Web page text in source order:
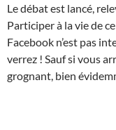
Le débat est lancé,
Participer à la vie de
Facebook n’est pas
verrez ! Sauf si vous
grognant, bien